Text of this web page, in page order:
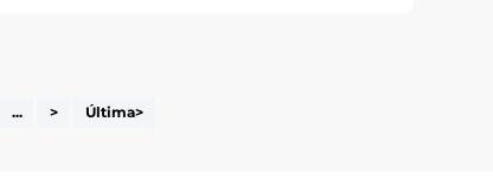
... > Última>